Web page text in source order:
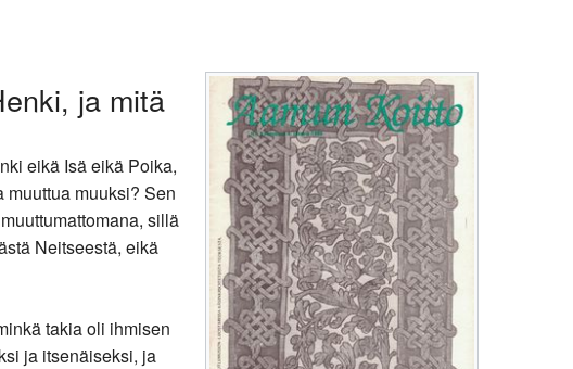
ja mitä
eikä Isä eikä Poika,
muuksi? Sen
sillä
Neitseestä, eikä
takia oli ihmisen
ja itsenäiseksi, ja